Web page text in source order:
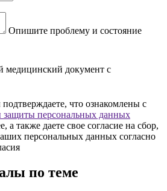
Опишите проблему и состояние
медицинский документ с
что ознакомлены с
защиты персональных данных
также даете свое согласие на сбор,
персональных данных согласно
по теме